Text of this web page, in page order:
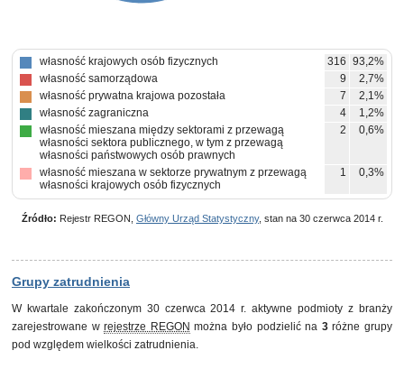
własność krajowych osób fizycznych 316 93,2%
własność samorządowa
9
2,7%
własność prywatna krajowa pozostała
7
2,1%
własność zagraniczna
4
1,2%
własność mieszana między sektorami z przewagą
własności sektora publicznego, w tym z przewagą
własności państwowych osób prawnych
2 0,6%
własność mieszana w sektorze prywatnym z przewagą
własności krajowych osób fizycznych
1 0,3%
Źródło: Rejestr REGON, Główny Urząd Statystyczny, stan na 30 czerwca 2014 r.
Grupy zatrudnienia
W kwartale zakończonym 30 czerwca 2014 r. aktywne podmioty z branży
zarejestrowane wrejestrze REGON można było podzielić na 3różne grupy
pod względem wielkości zatrudnienia.